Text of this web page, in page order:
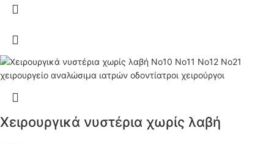
Χειρουργικά νυστέρια χωρίς λαβή